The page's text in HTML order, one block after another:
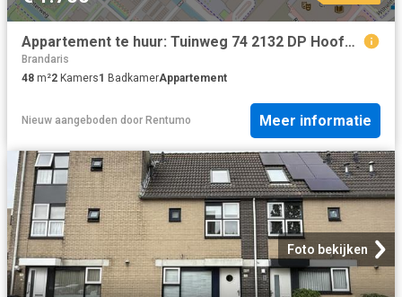
Appartement te huur: Tuinweg 74 2132 DP Hoofddorp
Brandaris
48 m²2 Kamers1 BadkamerAppartement
Nieuw aangeboden door Rentumo Meer informatie
Foto bekijken